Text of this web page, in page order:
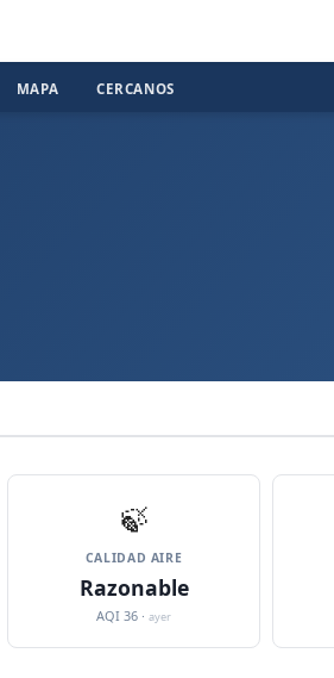
MAPA CERCANOS
🍃
CALIDAD AIRE
Razonable
AQI 36 ·ayer